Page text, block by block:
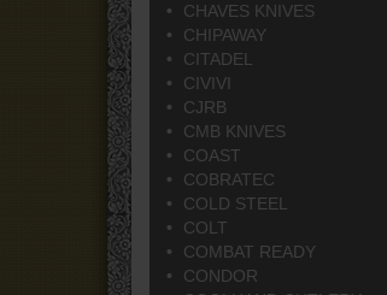
CHAVES KNIVES
CHIPAWAY
CITADEL
CIVIVI
CJRB
CMB KNIVES
COAST
COBRATEC
COLD STEEL
COLT
COMBAT READY
CONDOR